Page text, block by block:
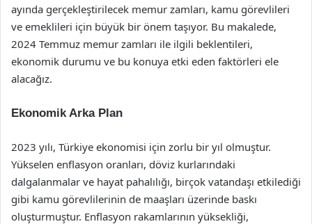
ayında gerçekleştirilecek memur zamları, kamu görevlileri
ve emeklileri için büyük bir önem taşıyor. Bu makalede,
2024 Temmuz memur zamları ile ilgili beklentileri,
ekonomik durumu ve bu konuya etki eden faktörleri ele
alacağız.
Ekonomik Arka Plan
2023 yılı, Türkiye ekonomisi için zorlu bir yıl olmuştur.
Yükselen enflasyon oranları, döviz kurlarındaki
dalgalanmalar ve hayat pahalılığı, birçok vatandaşı etkilediği
gibi kamu görevlilerinin de maaşları üzerinde baskı
oluşturmuştur. Enflasyon rakamlarının yüksekliği,